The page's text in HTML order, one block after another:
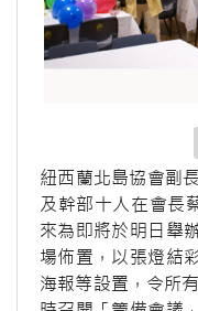
紐西蘭北島協會副
及幹部十人在會長
來為即將於明日舉
場佈置，以張燈結
海報等設置，令所